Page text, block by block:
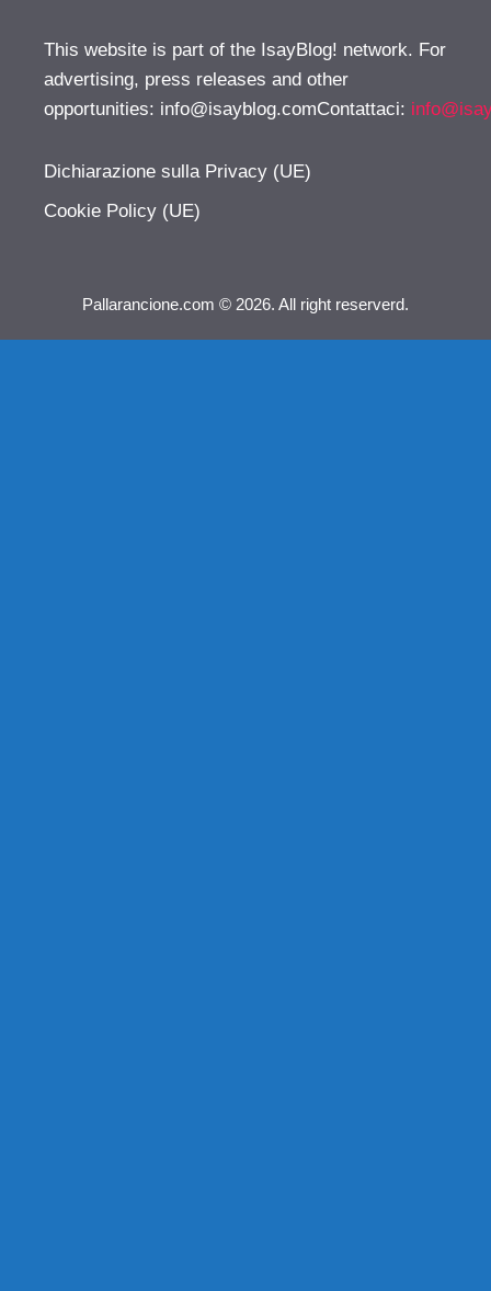
This website is part of the IsayBlog! network. For
advertising, press releases and other
opportunities: info@isayblog.comContattaci:
Dichiarazione sulla Privacy (UE)
Cookie Policy (UE)
Pallarancione.com © 2026. All right reserverd.